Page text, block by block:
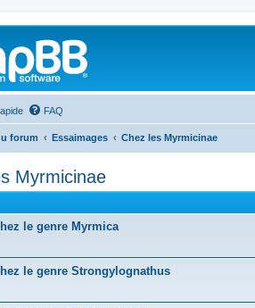
FAQ
forum Essaimages Chez les Myrmicinae
Myrmicinae
le genre Myrmica
le genre Strongylognathus